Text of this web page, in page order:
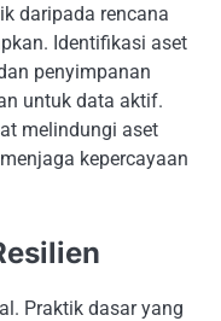
daripada rencana
Identifikasi aset
penyimpanan
untuk data aktif.
melindungi aset
kepercayaan
Praktik dasar yang